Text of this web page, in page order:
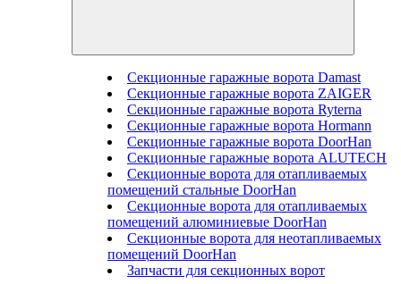
Секционные гаражные ворота Damast
Секционные гаражные ворота ZAIGER
Секционные гаражные ворота Ryterna
Секционные гаражные ворота Hormann
Секционные гаражные ворота DoorHan
Секционные гаражные ворота ALUTECH
Секционные ворота для отапливаемых
помещений стальные DoorHan
Секционные ворота для отапливаемых
помещений алюминиевые DoorHan
Секционные ворота для неотапливаемых
помещений DoorHan
Запчасти для секционных ворот